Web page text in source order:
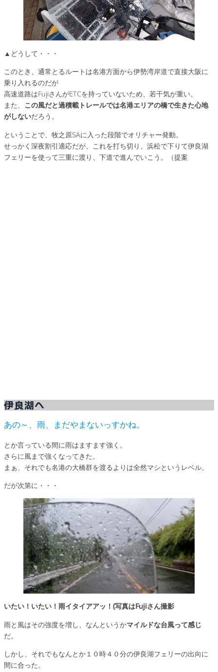
▲どうして・・・
このとき、通常とるルートは名港方面から伊勢湾岸道で直接大阪に
乗り入れるのだが
高速道路はFujiさんがETCを持っていないため、若干気が重い。
また、 この風だと過積載トレールでは名港エリアの橋で生きた心地
がしないだろう。
ということで、牧之原SAに入った段階でオリチャー発動。
せっかく深夜割引適応だが、これを打ち切り、浜松で下りて伊良湖
フェリーを使って三重に渡り、下道で進んでいこう。（提案
伊良湖へ
あの～、雨、まだやまないっすかね。
とか言っている間に雨はますます強く。
さらに風まで強くなってきた。
まぁ、それでも名港の大橋群を渡るよりは全然マシというレベル。
だが次第に・・・
いたい！いたい！雨イタイアアッ！(写真はFujiさん撮影
雨と風はその強度を増し、なんというかマイルドな台風って感じ
だ。
しかし、それでもなんとか１０時４０分の伊良湖フェリーの出向に
間に合った。